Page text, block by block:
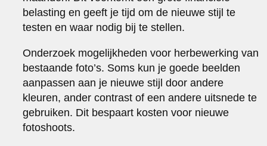
belasting en geeft je tijd om de nieuwe stijl te
testen en waar nodig bij te stellen.
Onderzoek mogelijkheden voor herbewerking van
bestaande foto’s. Soms kun je goede beelden
aanpassen aan je nieuwe stijl door andere
kleuren, ander contrast of een andere uitsnede te
gebruiken. Dit bespaart kosten voor nieuwe
fotoshoots.